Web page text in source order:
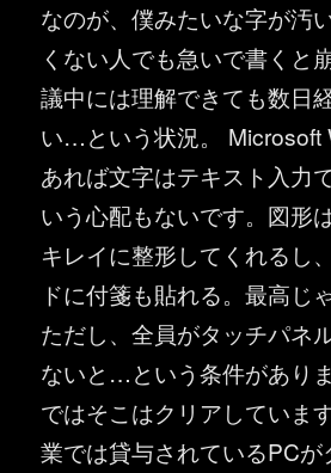
なのが、僕みたいな字が汚
くない人でも急いで書くと
議中には理解できても数日
い…という状況。 Microsoft
あれば文字はテキスト入力
いう心配もないです。図形
キレイに整形してくれるし
ドに付箋も貼れる。最高じ
ただし、全員がタッチパネ
ないと…という条件があり
ではそこはクリアしていま
業では貸与されているPC